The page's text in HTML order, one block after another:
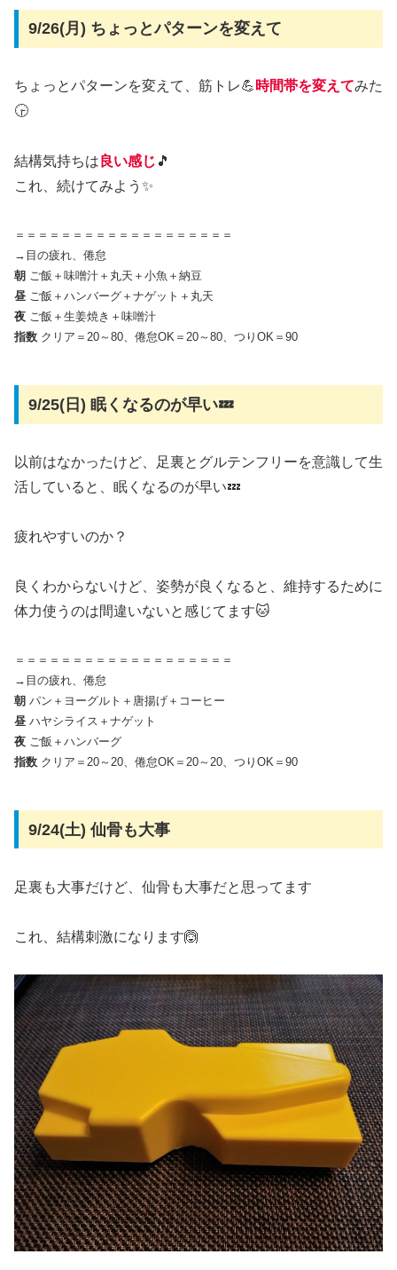
9/26(月) ちょっとパターンを変えて
ちょっとパターンを変えて、筋トレ💪 時間帯を変えてみた
🕞
結構気持ちは 良い感じ 🎵
これ、続けてみよう✨
＝＝＝＝＝＝＝＝＝＝＝＝＝＝＝＝＝＝＝
→目の疲れ、倦怠
朝 ご飯＋味噌汁＋丸天＋小魚＋納豆
昼 ご飯＋ハンバーグ＋ナゲット＋丸天
夜 ご飯＋生姜焼き＋味噌汁
指数 クリア＝20～80、倦怠OK＝20～80、つりOK＝90
9/25(日) 眠くなるのが早い💤
以前はなかったけど、足裏とグルテンフリーを意識して生
活していると、眠くなるのが早い💤
疲れやすいのか？
良くわからないけど、姿勢が良くなると、維持するために
体力使うのは間違いないと感じてます🐱
＝＝＝＝＝＝＝＝＝＝＝＝＝＝＝＝＝＝＝
→目の疲れ、倦怠
朝 パン＋ヨーグルト＋唐揚げ＋コーヒー
昼 ハヤシライス＋ナゲット
夜 ご飯＋ハンバーグ
指数 クリア＝20～20、倦怠OK＝20～20、つりOK＝90
9/24(土) 仙骨も大事
足裏も大事だけど、仙骨も大事だと思ってます
これ、結構刺激になります🙆